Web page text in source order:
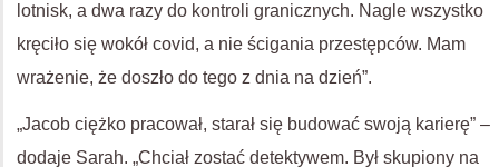
lotnisk, a dwa razy do kontroli granicznych. Nagle wszystko
kręciło się wokół covid, a nie ścigania przestępców. Mam
wrażenie, że doszło do tego z dnia na dzień”.
„Jacob ciężko pracował, starał się budować swoją karierę” –
dodaje Sarah. „Chciał zostać detektywem. Był skupiony na